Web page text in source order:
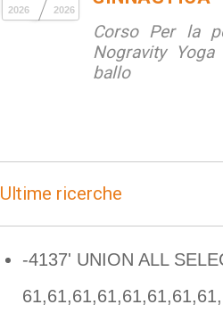
2026 2026
Corso Per la
Nogravity
ballo
Ultime ricerche
-4137' UNION ALL